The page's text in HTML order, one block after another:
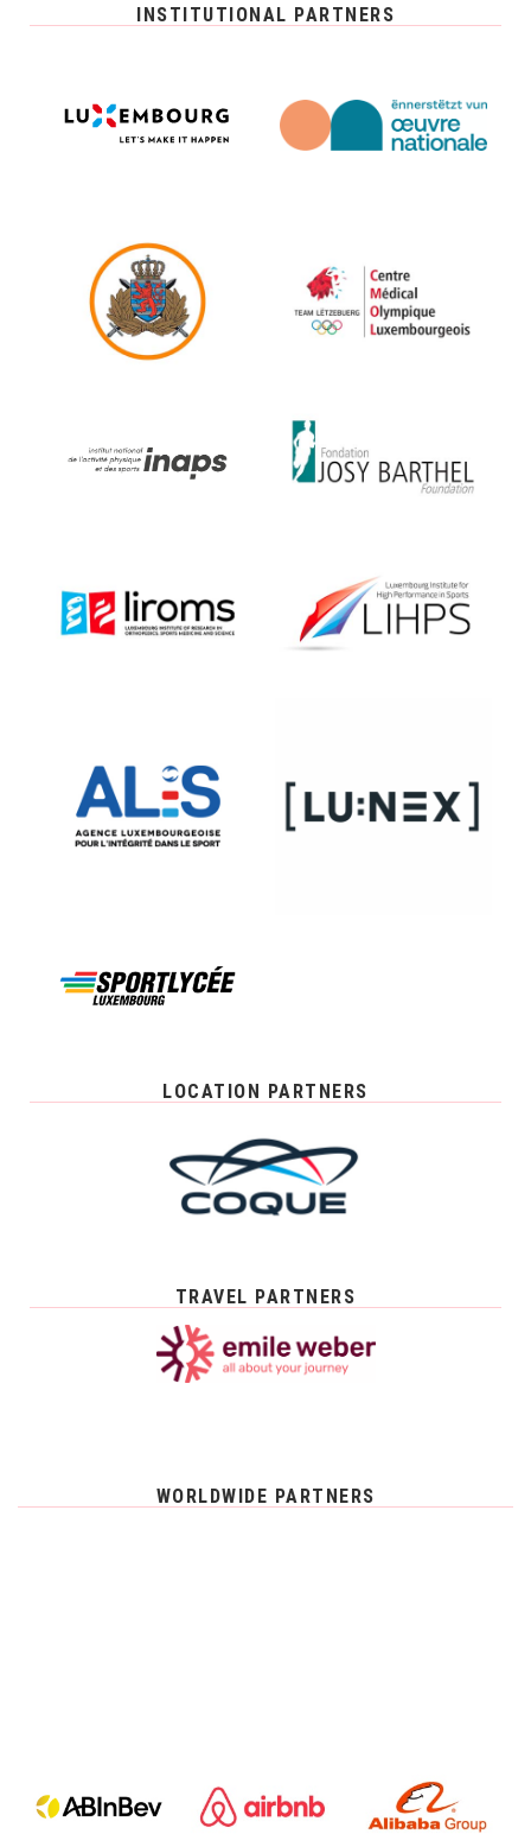
INSTITUTIONAL PARTNERS
LOCATION PARTNERS
TRAVEL PARTNERS
WORLDWIDE PARTNERS